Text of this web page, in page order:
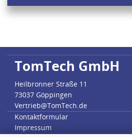
TomTech GmbH
Heilbronner Straße 11
73037 Göppingen
Vertrieb@TomTech.de
Kontaktformular
Impressum